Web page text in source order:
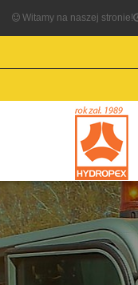
Witamy na naszej stronie!